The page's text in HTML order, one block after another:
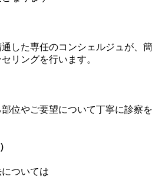
した専任のコンシェルジュが、簡
リングを行います。
位やご要望について丁寧に診察を
ついては